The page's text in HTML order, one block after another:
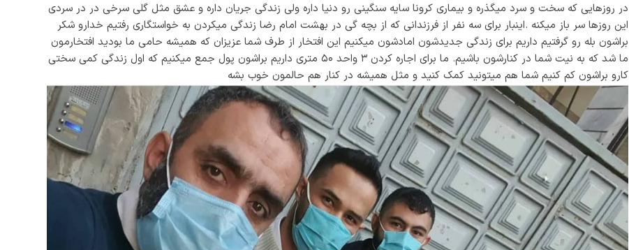
در روزهایی که سخت و سرد میگذره و بیماری کرونا سایه سنگینی رو دنیا داره ولی زندگی جریان داره و عشق مثل گلی سرخی در در سردی
این روزها سر باز میکنه .اینبار برای سه نفر از فرزندانی که از بچه گی در بهشت امام رضا زندگی میکردن به خواستگاری رفتیم خدارو شکر
براشون بله رو گرفتیم داریم برای زندگی جدیدشون امادشون میکنیم این افتخار از طرف شما عزیزان که همیشه حامی ما بودید افتخارمون
ما شد که به نیت شما در کنارشون باشیم. ما برای اجاره کردن ۳ واحد ۵۰ متری داریم براشون پول جمع میکنیم که اول زندگی کمی سختی
کارو براشون کم کنیم شما هم میتونید کمک کنید و مثل همیشه در کنار هم حالمون خوب بشه